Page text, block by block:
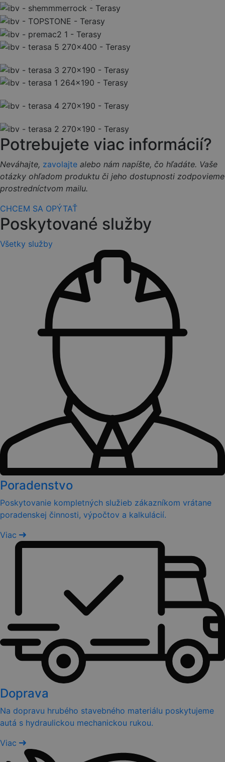
Potrebujete viac informácií?
Neváhajte, zavolajte alebo nám napíšte, čo hľadáte. Vaše
otázky ohľadom produktu či jeho dostupnosti zodpovieme
prostredníctvom mailu.
CHCEM SA OPÝTAŤ
Poskytované služby
Všetky služby
Poradenstvo
Poskytovanie kompletných služieb zákazníkom vrátane
poradenskej činnosti, výpočtov a kalkulácií.
Viac
Doprava
Na dopravu hrubého stavebného materiálu poskytujeme
autá s hydraulickou mechanickou rukou.
Viac